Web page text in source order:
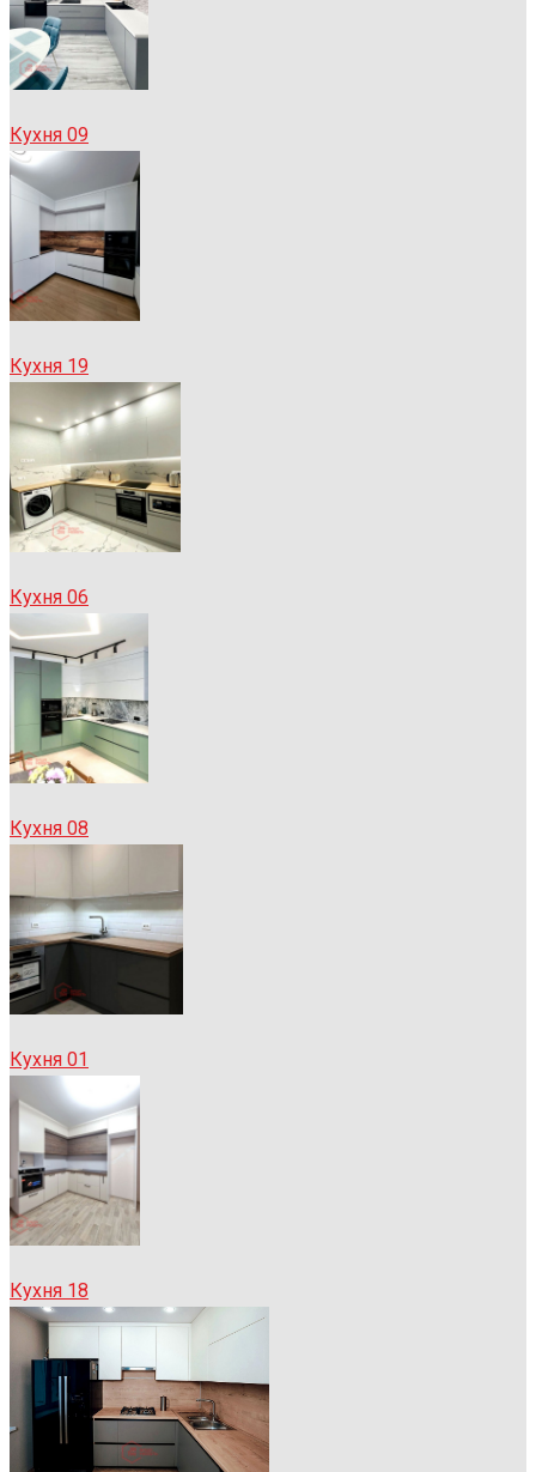
Кухня 09
Кухня 19
Кухня 06
Кухня 08
Кухня 01
Кухня 18